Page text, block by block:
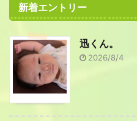
新着エントリー
迅くん。
2026/8/4